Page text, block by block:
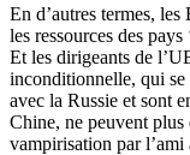
En d’autres termes,
les ressources des
Et les dirigeants de
inconditionnelle, qui
avec la Russie et sont
Chine, ne peuvent plus
vampirisation par l’ami